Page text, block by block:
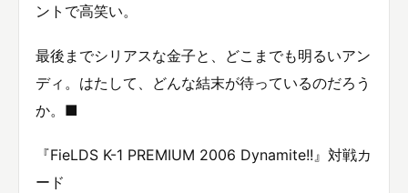
ントで高笑い。
最後までシリアスな金子と、どこまでも明るいアン
ディ。はたして、どんな結末が待っているのだろう
か。■
『FieLDS K-1 PREMIUM 2006 Dynamite!!』対戦カ
ード